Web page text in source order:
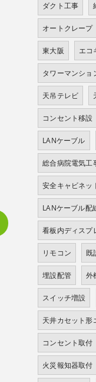
ダクト工事
オートクレープ
東大阪 エコ
タワーマンショ
天吊テレビ
コンセント移設
LANケーブル
総合病院電気工
安全キャビネッ
LANケーブル配
看板内ディスプ
リモコン 既
埋設配管 外
スイッチ増設
天井カセット形
コンセント取付
火災報知器取付